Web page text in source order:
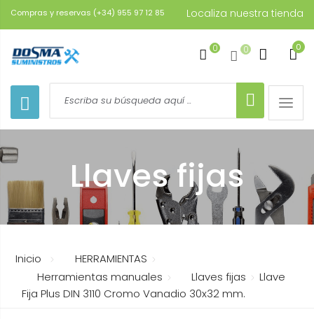
Compras y reservas (+34) 955 97 12 85 Localiza nuestra tienda
0
0 0
Toggle
Llaves fijas
Inicio
HERRAMIENTAS
Herramientas manuales
Llaves fijas
Llave
Fija Plus DIN 3110 Cromo Vanadio 30x32 mm.